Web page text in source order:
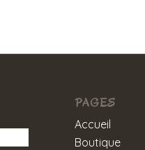
PAGES
Accueil
Boutique